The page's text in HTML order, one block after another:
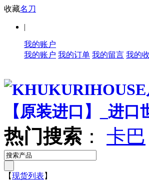
收藏名刀
|
我的账户
我的账户 我的订单 我的留言 我的
热门搜索 ： 卡巴
【现货列表 】